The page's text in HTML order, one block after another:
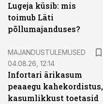
Lugeja küsib: mis
toimub Läti
põllumajanduses?
MAJANDUSTULEMUSED
04.08.26, 12:14
Infortari ärikasum
peaaegu kahekordistus,
kasumlikkust toetasid